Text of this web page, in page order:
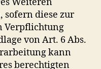
diese zur
Verpflichtung
von Art. 6 Abs.
kann
berechtigten